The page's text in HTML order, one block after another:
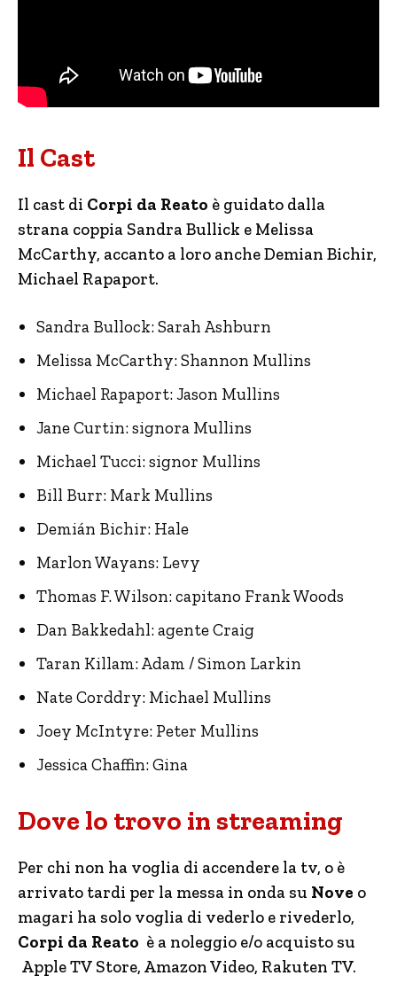
Il Cast
Il cast di Corpi da Reato è guidato dalla
strana coppia Sandra Bullick e Melissa
McCarthy, accanto a loro anche Demian Bichir,
Michael Rapaport.
Sandra Bullock: Sarah Ashburn
Melissa McCarthy: Shannon Mullins
Michael Rapaport: Jason Mullins
Jane Curtin: signora Mullins
Michael Tucci: signor Mullins
Bill Burr: Mark Mullins
Demián Bichir: Hale
Marlon Wayans: Levy
Thomas F. Wilson: capitano Frank Woods
Dan Bakkedahl: agente Craig
Taran Killam: Adam / Simon Larkin
Nate Corddry: Michael Mullins
Joey McIntyre: Peter Mullins
Jessica Chaffin: Gina
Dove lo trovo in streaming
Per chi non ha voglia di accendere la tv, o è
arrivato tardi per la messa in onda su Nove o
magari ha solo voglia di vederlo e rivederlo,
Corpi da Reato è a noleggio e/o acquisto su
Apple TV Store, Amazon Video, Rakuten TV.